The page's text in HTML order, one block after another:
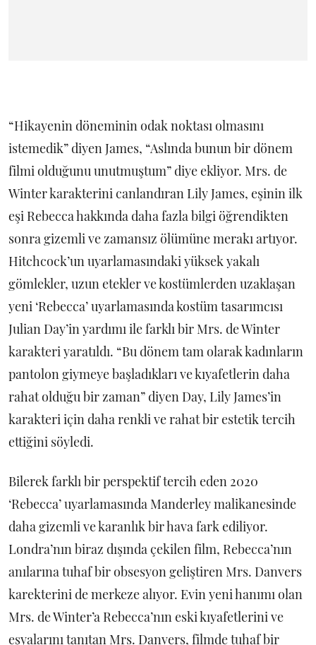
“Hikayenin döneminin odak noktası olmasını
istemedik” diyen James, “Aslında bunun bir dönem
filmi olduğunu unutmuştum” diye ekliyor. Mrs. de
Winter karakterini canlandıran Lily James, eşinin ilk
eşi Rebecca hakkında daha fazla bilgi öğrendikten
sonra gizemli ve zamansız ölümüne merakı artıyor.
Hitchcock’un uyarlamasındaki yüksek yakalı
gömlekler, uzun etekler ve kostümlerden uzaklaşan
yeni ‘Rebecca’ uyarlamasında kostüm tasarımcısı
Julian Day’in yardımı ile farklı bir Mrs. de Winter
karakteri yaratıldı. “Bu dönem tam olarak kadınların
pantolon giymeye başladıkları ve kıyafetlerin daha
rahat olduğu bir zaman” diyen Day, Lily James’in
karakteri için daha renkli ve rahat bir estetik tercih
ettiğini söyledi.
Bilerek farklı bir perspektif tercih eden 2020
‘Rebecca’ uyarlamasında Manderley malikanesinde
daha gizemli ve karanlık bir hava fark ediliyor.
Londra’nın biraz dışında çekilen film, Rebecca’nın
anılarına tuhaf bir obsesyon geliştiren Mrs. Danvers
karekterini de merkeze alıyor. Evin yeni hanımı olan
Mrs. de Winter’a Rebecca’nın eski kıyafetlerini ve
eşyalarını tanıtan Mrs. Danvers, filmde tuhaf bir